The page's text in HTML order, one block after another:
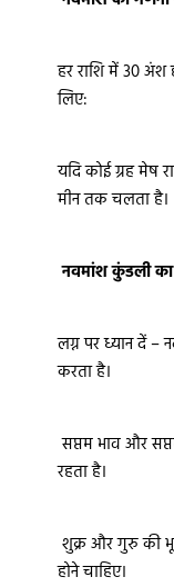
हर राशि में 30 अंश
लिए:
यदि कोई ग्रह मेष
मीन तक चलता है।
नवमांश कुंडली
लग्न पर ध्यान दें
करता है।
सप्तम भाव और
रहता है।
शुक्र और गुरु की
होने चाहिए।